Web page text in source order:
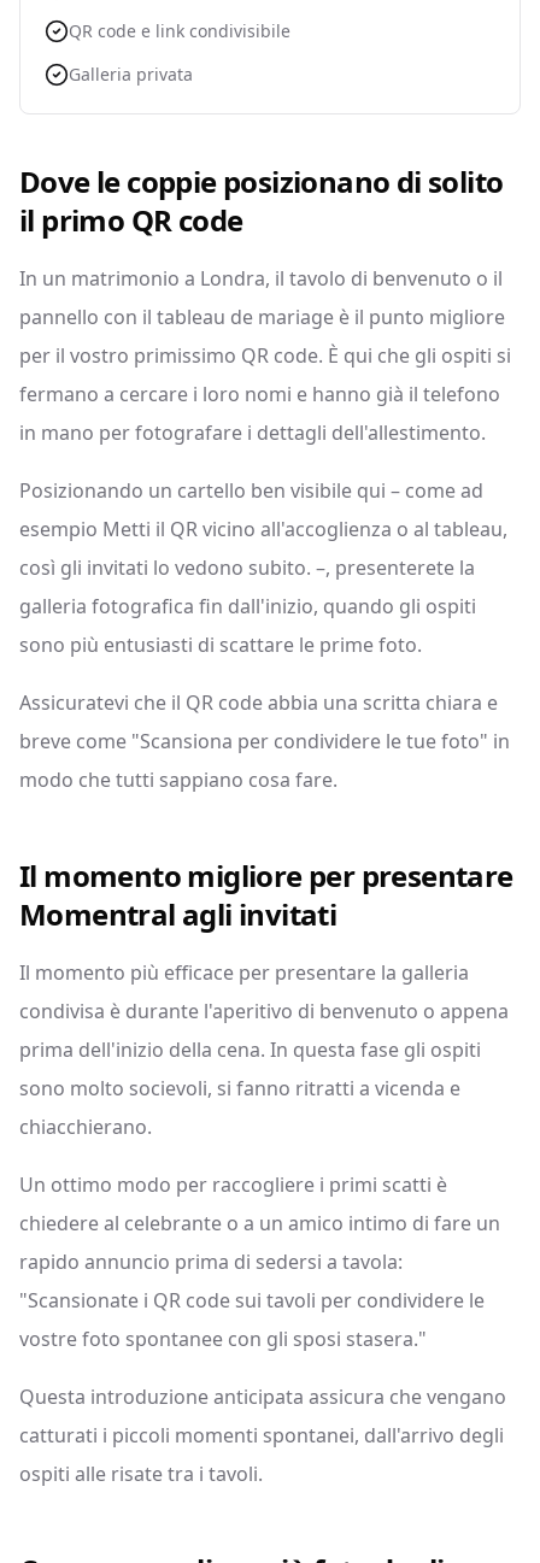
QR code e link condivisibile
Galleria privata
Dove le coppie posizionano di solito
il primo QR code
In un matrimonio a Londra, il tavolo di benvenuto o il
pannello con il tableau de mariage è il punto migliore
per il vostro primissimo QR code. È qui che gli ospiti si
fermano a cercare i loro nomi e hanno già il telefono
in mano per fotografare i dettagli dell'allestimento.
Posizionando un cartello ben visibile qui – come ad
esempio Metti il QR vicino all'accoglienza o al tableau,
così gli invitati lo vedono subito. –, presenterete la
galleria fotografica fin dall'inizio, quando gli ospiti
sono più entusiasti di scattare le prime foto.
Assicuratevi che il QR code abbia una scritta chiara e
breve come "Scansiona per condividere le tue foto" in
modo che tutti sappiano cosa fare.
Il momento migliore per presentare
Momentral agli invitati
Il momento più efficace per presentare la galleria
condivisa è durante l'aperitivo di benvenuto o appena
prima dell'inizio della cena. In questa fase gli ospiti
sono molto socievoli, si fanno ritratti a vicenda e
chiacchierano.
Un ottimo modo per raccogliere i primi scatti è
chiedere al celebrante o a un amico intimo di fare un
rapido annuncio prima di sedersi a tavola:
"Scansionate i QR code sui tavoli per condividere le
vostre foto spontanee con gli sposi stasera."
Questa introduzione anticipata assicura che vengano
catturati i piccoli momenti spontanei, dall'arrivo degli
ospiti alle risate tra i tavoli.